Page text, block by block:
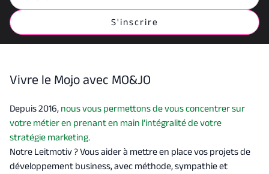
Vivre le Mojo avec MO&JO
Depuis 2016, nous vous permettons de vous concentrer sur
votre métier en prenant en main l’intégralité de votre
stratégie marketing.
Notre Leitmotiv ? Vous aider à mettre en place vos projets de
développement business, avec méthode, sympathie et